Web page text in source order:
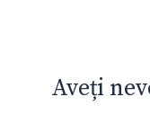
Aveți